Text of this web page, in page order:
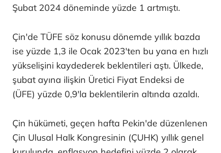
Şubat 2024 döneminde yüzde 1 artmıştı.
Çin'de TÜFE söz konusu dönemde yıllık bazda
ise yüzde 1,3 ile Ocak 2023'ten bu yana en hızlı
yükselişini kaydederek beklentileri aştı. Ülkede,
şubat ayına ilişkin Üretici Fiyat Endeksi de
(ÜFE) yüzde 0,9'la beklentilerin altında azaldı.
Çin hükümeti, geçen hafta Pekin'de düzenlenen
Çin Ulusal Halk Kongresinin (ÇUHK) yıllık genel